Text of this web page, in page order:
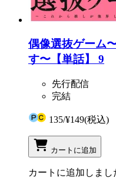
偶像選抜ゲーム
す〜【単話】 9
先行配信
完結
135/¥149(税込)
カートに追加
カートに追加しまし